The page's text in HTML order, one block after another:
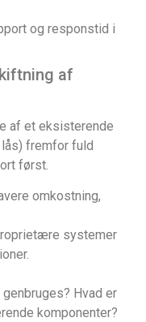
og responstid i
af
af et eksisterende
fremfor fuld
først.
omkostning,
systemer
Hvad er
komponenter?